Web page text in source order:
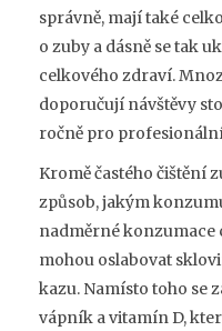
správně, mají také
o zuby a dásně se tak
celkového zdraví.
doporučují návštěvy
ročně pro
Kromě častého čištění
způsob, jakým
nadměrné konzumace
mohou oslabovat
kazu. Namísto toho se
vápník a vitamín D,